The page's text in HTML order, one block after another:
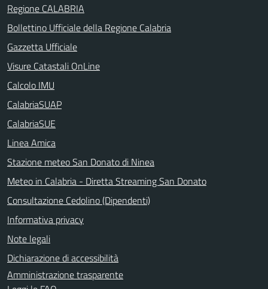
Regione CALABRIA
Bollettino Ufficiale della Regione Calabria
Gazzetta Ufficiale
Visure Catastali OnLine
Calcolo IMU
CalabriaSUAP
CalabriaSUE
Linea Amica
Stazione meteo San Donato di Ninea
Meteo in Calabria - Diretta Streaming San Donato
Consultazione Cedolino (Dipendenti)
Informativa privacy
Note legali
Dichiarazione di accessibilità
Amministrazione trasparente